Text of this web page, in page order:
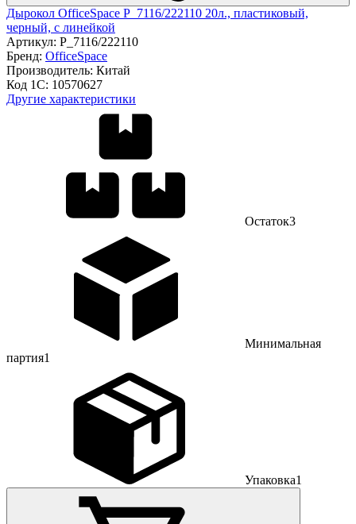
Дырокол OfficeSpace P_7116/222110 20л., пластиковый,
черный, с линейкой
Артикул: P_7116/222110
Бренд: OfficeSpace
Производитель: Китай
Код 1С: 10570627
Другие характеристики
Остаток3
Минимальная
партия1
Упаковка1